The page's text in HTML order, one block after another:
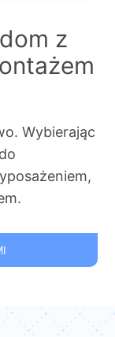
z
Wybierając